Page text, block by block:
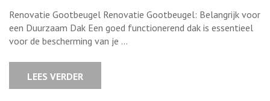
van
Renovatie
van
Renovatie Gootbeugel Renovatie Gootbeugel: Belangrijk voor
een Duurzaam Dak Een goed functionerend dak is essentieel
voor de bescherming van je …
LEES VERDER